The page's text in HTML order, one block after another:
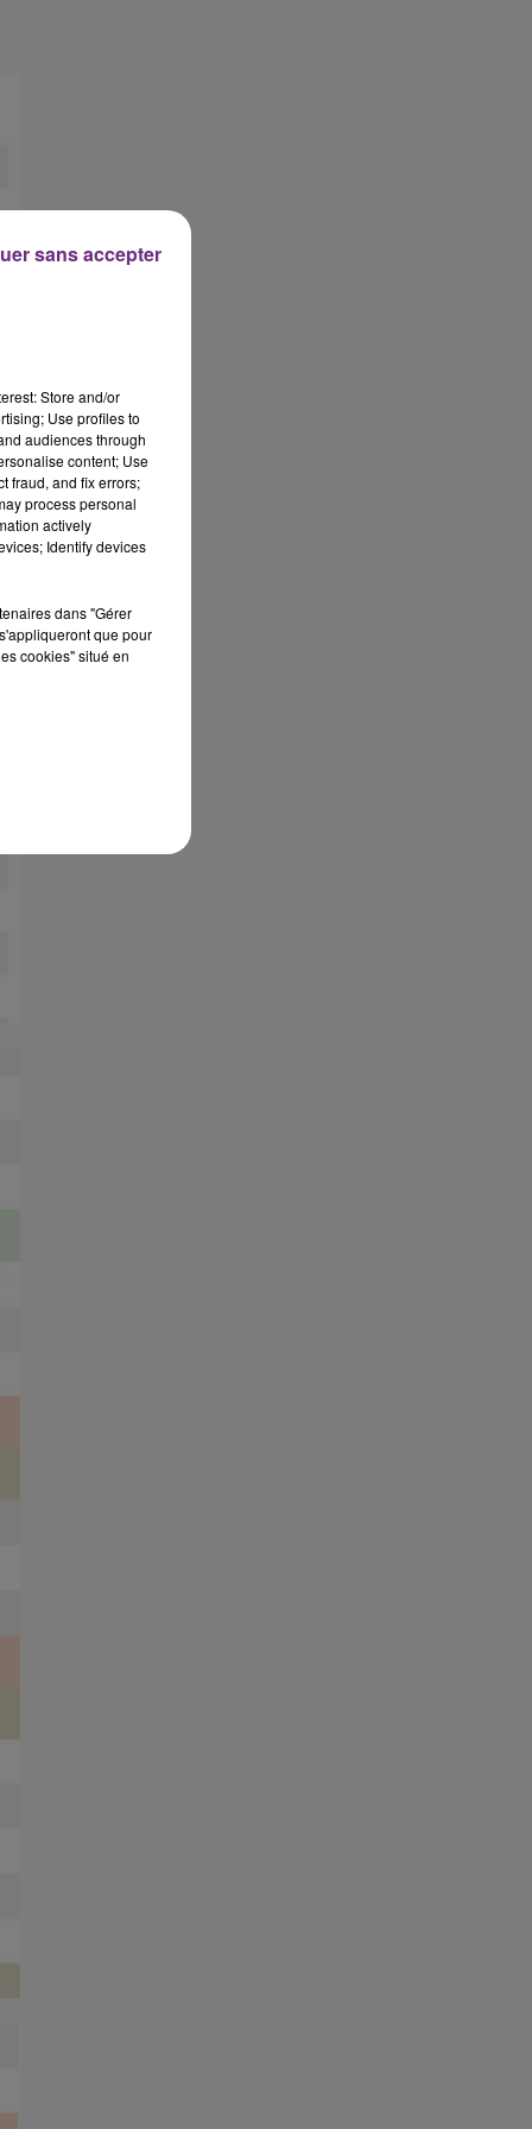
Store and/or
Use profiles to
audiences through
content; Use
fraud, and fix errors;
process personal
actively
Identify devices
dans "Gérer
que pour
cookies" situé en
sans accepter